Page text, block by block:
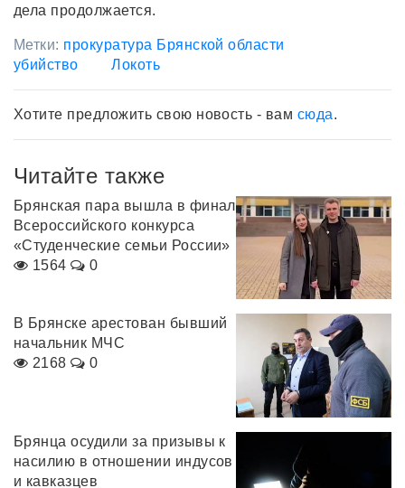
дела продолжается.
Метки: прокуратура Брянской области
убийство
Локоть
Хотите предложить свою новость - вам сюда.
Читайте также
Брянская пара вышла в финал
Всероссийского конкурса
«Студенческие семьи России»
1564
0
В Брянске арестован бывший
начальник МЧС
2168
0
Брянца осудили за призывы к
насилию в отношении индусов
и кавказцев